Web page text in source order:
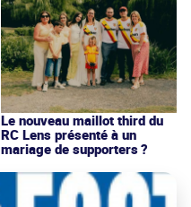
Le nouveau maillot third du
RC Lens présenté à un
mariage de supporters ?